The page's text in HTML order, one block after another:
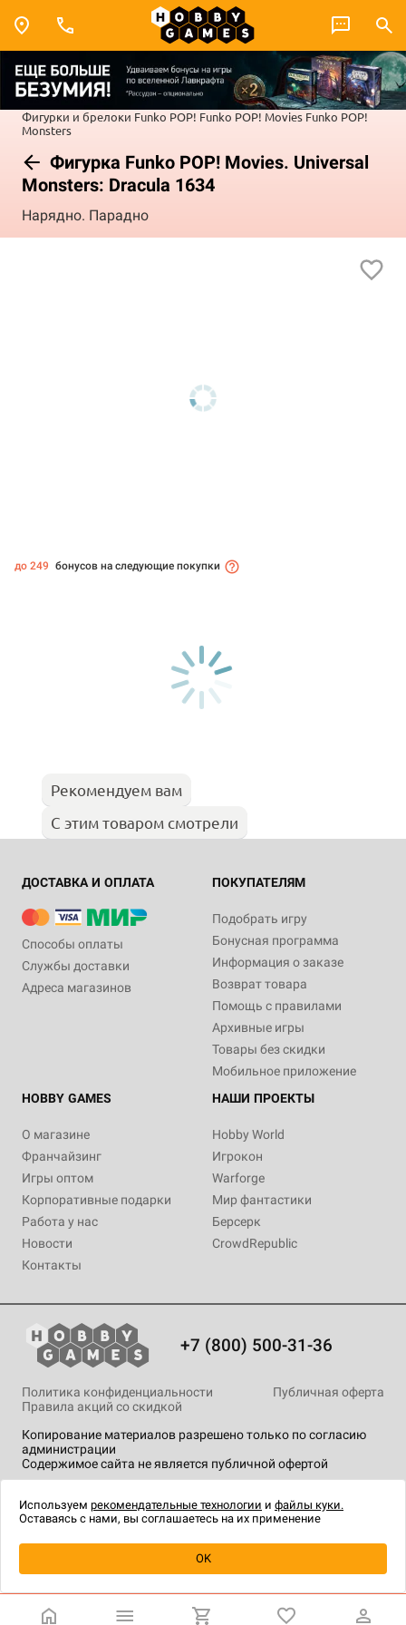
Фигурки и брелоки Funko POP! Funko POP! Movies Funko POP!
Monsters
Фигурка Funko POP! Movies. Universal
Monsters: Dracula 1634
Нарядно. Парадно
Уведомить о наличии
до 249 бонусов на следующие покупки
Рекомендуем вам
С этим товаром смотрели
ДОСТАВКА И ОПЛАТА
Способы оплаты
Службы доставки
Адреса магазинов
ПОКУПАТЕЛЯМ
Подобрать игру
Бонусная программа
Информация о заказе
Возврат товара
Помощь с правилами
Архивные игры
Товары без скидки
Мобильное приложение
HOBBY GAMES
О магазине
Франчайзинг
Игры оптом
Корпоративные подарки
Работа у нас
Новости
Контакты
НАШИ ПРОЕКТЫ
Hobby World
Игрокон
Warforge
Мир фантастики
Берсерк
CrowdRepublic
+7 (800) 500-31-36
Копирование материалов разрешено только по согласию
администрации
Содержимое сайта не является публичной офертой
Политика конфиденциальности
Публичная оферта
Правила акций со скидкой
технологии.
Используем рекомендательные технологии и файлы куки.
Оставаясь с нами, вы соглашаетесь на их применение
OK